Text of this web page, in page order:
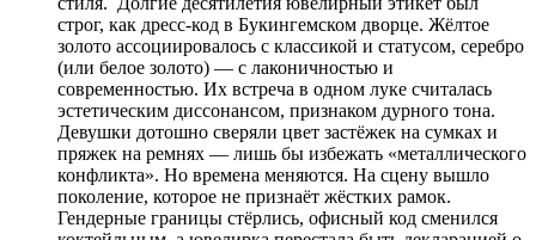
строг, как дресс-код в Букингемском дворце. Жёлтое
золото ассоциировалось с классикой и статусом, серебро
(или белое золото) — с лаконичностью и
современностью. Их встреча в одном луке считалась
эстетическим диссонансом, признаком дурного тона.
Девушки дотошно сверяли цвет застёжек на сумках и
пряжек на ремнях — лишь бы избежать «металлического
конфликта». Но времена меняются. На сцену вышло
поколение, которое не признаёт жёстких рамок.
Гендерные границы стёрлись, офисный код сменился